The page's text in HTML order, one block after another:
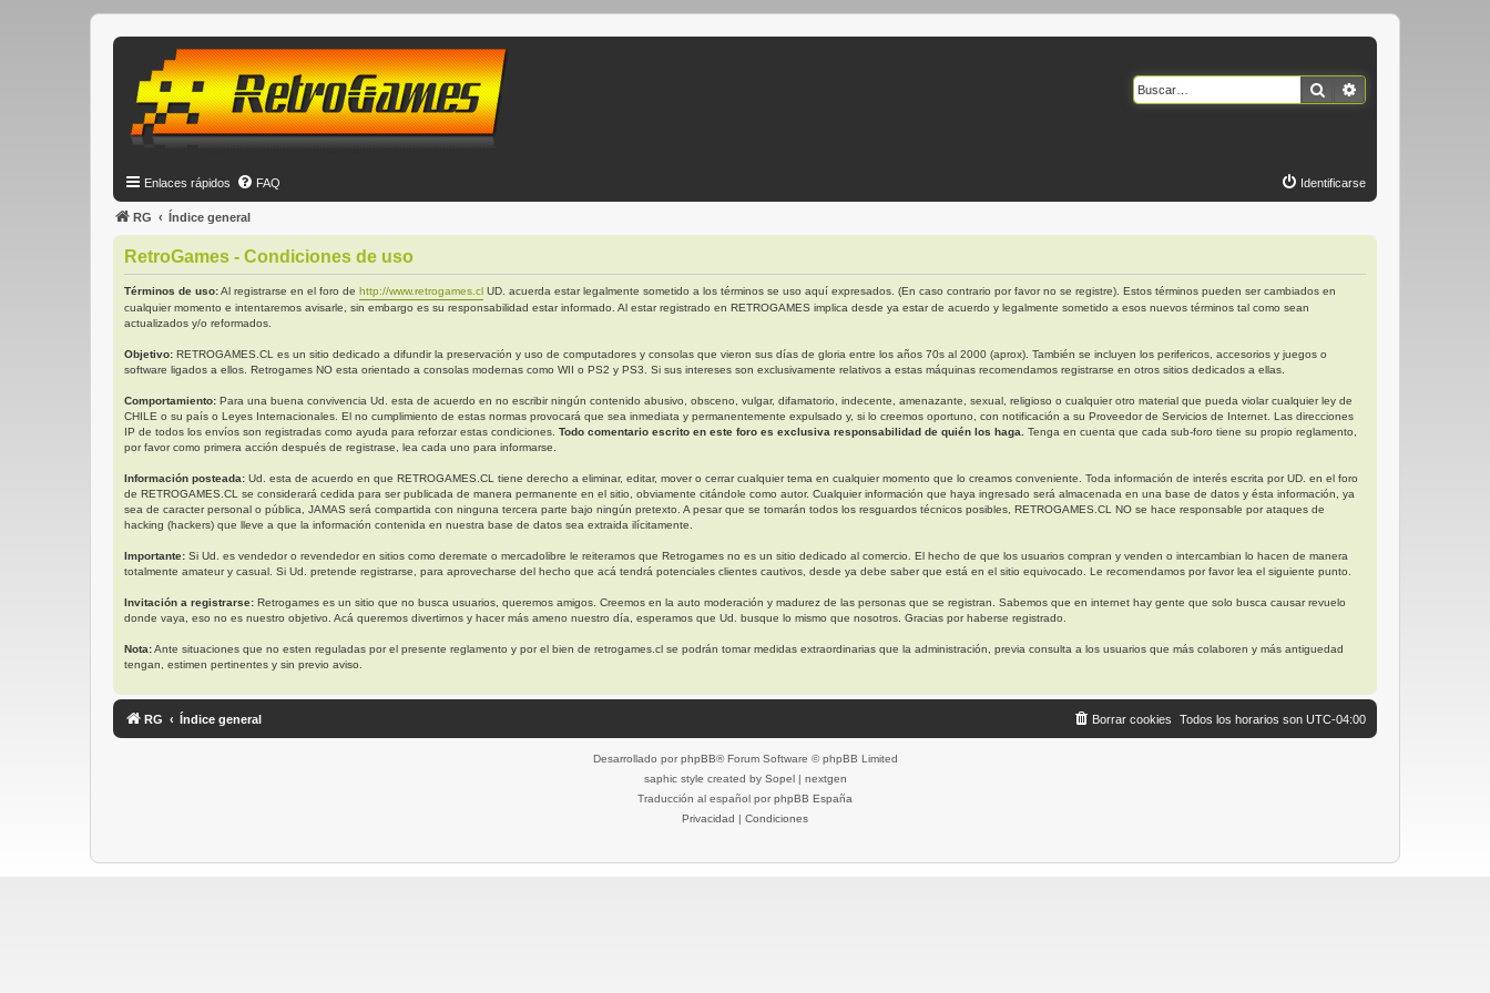
Buscar
Enlaces rápidos FAQ Identificarse
RG Índice general
RetroGames - Condiciones de uso
Términos de uso:Al registrarse en el foro de http://www.retrogames.cl UD. acuerda estar legalmente sometido a los términos se uso aquí expresados. (En caso contrario por favor no se registre). Estos términos pueden ser cambiados en
cualquier momento e intentaremos avisarle, sin embargo es su responsabilidad estar informado. Al estar registrado en RETROGAMES implica desde ya estar de acuerdo y legalmente sometido a esos nuevos términos tal como sean
actualizados y/o reformados.
Objetivo: RETROGAMES.CL es un sitio dedicado a difundir la preservación y uso de computadores y consolas que vieron sus días de gloria entre los años 70s al 2000 (aprox). También se incluyen los perifericos, accesorios y juegos o
software ligados a ellos. Retrogames NO esta orientado a consolas modernas como WII o PS2 y PS3. Si sus intereses son exclusivamente relativos a estas máquinas recomendamos registrarse en otros sitios dedicados a ellas.
Comportamiento: Para una buena convivencia Ud. esta de acuerdo en no escribir ningún contenido abusivo, obsceno, vulgar, difamatorio, indecente, amenazante, sexual, religioso o cualquier otro material que pueda violar cualquier ley de
CHILE o su país o Leyes Internacionales. El no cumplimiento de estas normas provocará que sea inmediata y permanentemente expulsado y, si lo creemos oportuno, con notificación a su Proveedor de Servicios de Internet. Las direcciones
IP de todos los envíos son registradas como ayuda para reforzar estas condiciones. Todo comentario escrito en este foro es exclusiva responsabilidad de quién los haga.
Tenga en cuenta que cada sub-foro tiene su propio reglamento,
por favor como primera acción después de registrase, lea cada uno para informarse.
Información posteada: Ud. esta de acuerdo en que RETROGAMES.CL tiene derecho a eliminar, editar, mover o cerrar cualquier tema en cualquier momento que lo creamos conveniente. Toda información de interés escrita por UD. en el foro
de RETROGAMES.CL se considerará cedida para ser publicada de manera permanente en el sitio, obviamente citándole como autor. Cualquier información que haya ingresado será almacenada en una base de datos y ésta información, ya
sea de caracter personal o pública, JAMAS será compartida con ninguna tercera parte bajo ningún pretexto. A pesar que se tomarán todos los resguardos técnicos posibles, RETROGAMES.CL NO se hace responsable por ataques de
hacking (hackers) que lleve a que la información contenida en nuestra base de datos sea extraida ilícitamente.
Importante: Si Ud. es vendedor o revendedor en sitios como deremate o mercadolibre le reiteramos que Retrogames no es un sitio dedicado al comercio. El hecho de que los usuarios compran y venden o intercambian lo hacen de manera
totalmente amateur y casual. Si Ud. pretende registrarse, para aprovecharse del hecho que acá tendrá potenciales clientes cautivos, desde ya debe saber que está en el sitio equivocado. Le recomendamos por favor lea el siguiente punto.
Invitación a registrarse: Retrogames es un sitio que no busca usuarios, queremos amigos. Creemos en la auto moderación y madurez de las personas que se registran. Sabemos que en internet hay gente que solo busca causar revuelo
donde vaya, eso no es nuestro objetivo. Acá queremos divertirnos y hacer más ameno nuestro día, esperamos que Ud. busque lo mismo que nosotros. Gracias por haberse registrado.
Nota:Ante situaciones que no esten reguladas por el presente reglamento y por el bien de retrogames.cl se podrán tomar medidas extraordinarias que la administración, previa consulta a los usuarios que más colaboren y más antiguedad
tengan, estimen pertinentes y sin previo aviso.
RG Índice general Todos los horarios son UTC-04:00
Borrar cookies
Desarrollado por phpBB® Forum Software © phpBB Limited
saphic style created by Sopel| nextgen
Traducción al español por phpBB España
Privacidad | Condiciones